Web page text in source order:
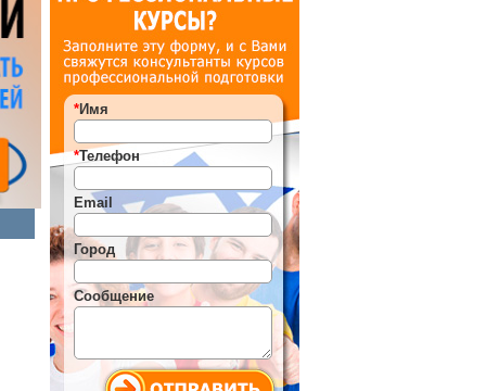
*Имя
*Телефон
Email
Город
Сообщение